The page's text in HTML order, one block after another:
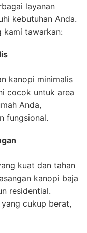
layanan
kebutuhan Anda.
kami tawarkan:
kanopi minimalis
cocok untuk area
Anda,
fungsional.
kuat dan tahan
kanopi baja
residential.
cukup berat,